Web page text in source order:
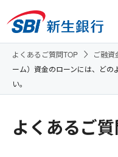
よくあるご質問TOP ご融資
ーム）資金のローンには、どの
い。
よくあるご